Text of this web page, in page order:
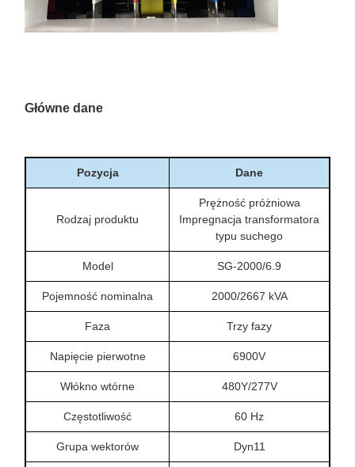
Główne dane
Pozycja Dane
Rodzaj produktu
Prężność próżniowa
Impregnacja transformatora
typu suchego
Model SG-2000/6.9
Pojemność nominalna 2000/2667 kVA
Faza Trzy fazy
Napięcie pierwotne 6900V
Włókno wtórne 480Y/277V
Częstotliwość 60 Hz
Grupa wektorów Dyn11